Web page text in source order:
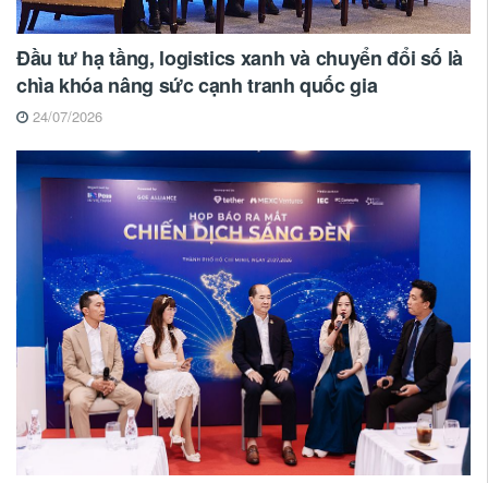
Đầu tư hạ tầng, logistics xanh và chuyển đổi số là
chìa khóa nâng sức cạnh tranh quốc gia
24/07/2026